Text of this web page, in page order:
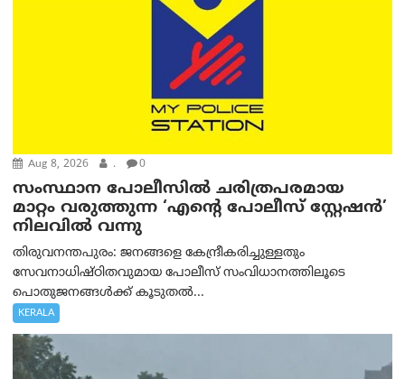
Aug 8, 2026 . 0
സംസ്ഥാന പോലീസിൽ ചരിത്രപരമായ
മാറ്റം വരുത്തുന്ന ‘എന്റെ പോലീസ് സ്റ്റേഷൻ’
നിലവില്‍ വന്നു
തിരുവനന്തപുരം: ജനങ്ങളെ കേന്ദ്രീകരിച്ചുള്ളതും
സേവനാധിഷ്ഠിതവുമായ പോലീസ് സംവിധാനത്തിലൂടെ
പൊതുജനങ്ങൾക്ക് കൂടുതൽ...
KERALA